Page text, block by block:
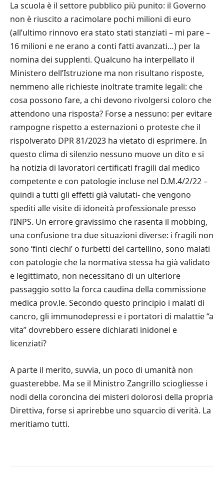
La scuola è il settore pubblico più punito: il Governo
non è riuscito a racimolare pochi milioni di euro
(all’ultimo rinnovo era stato stati stanziati – mi pare –
16 milioni e ne erano a conti fatti avanzati…) per la
nomina dei supplenti. Qualcuno ha interpellato il
Ministero dell’Istruzione ma non risultano risposte,
nemmeno alle richieste inoltrate tramite legali: che
cosa possono fare, a chi devono rivolgersi coloro che
attendono una risposta? Forse a nessuno: per evitare
rampogne rispetto a esternazioni o proteste che il
rispolverato DPR 81/2023 ha vietato di esprimere. In
questo clima di silenzio nessuno muove un dito e si
ha notizia di lavoratori certificati fragili dal medico
competente e con patologie incluse nel D.M.4/2/22 –
quindi a tutti gli effetti già valutati- che vengono
spediti alle visite di idoneità professionale presso
l’INPS. Un errore gravissimo che rasenta il mobbing,
una confusione tra due situazioni diverse: i fragili non
sono ‘finti ciechi’ o furbetti del cartellino, sono malati
con patologie che la normativa stessa ha già validato
e legittimato, non necessitano di un ulteriore
passaggio sotto la forca caudina della commissione
medica prov.le. Secondo questo principio i malati di
cancro, gli immunodepressi e i portatori di malattie “a
vita” dovrebbero essere dichiarati inidonei e
licenziati?
A parte il merito, suvvia, un poco di umanità non
guasterebbe. Ma se il Ministro Zangrillo sciogliesse i
nodi della coroncina dei misteri dolorosi della propria
Direttiva, forse si aprirebbe uno squarcio di verità. La
meritiamo tutti.